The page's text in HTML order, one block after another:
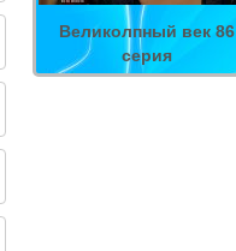
Великолпный век 86
серия